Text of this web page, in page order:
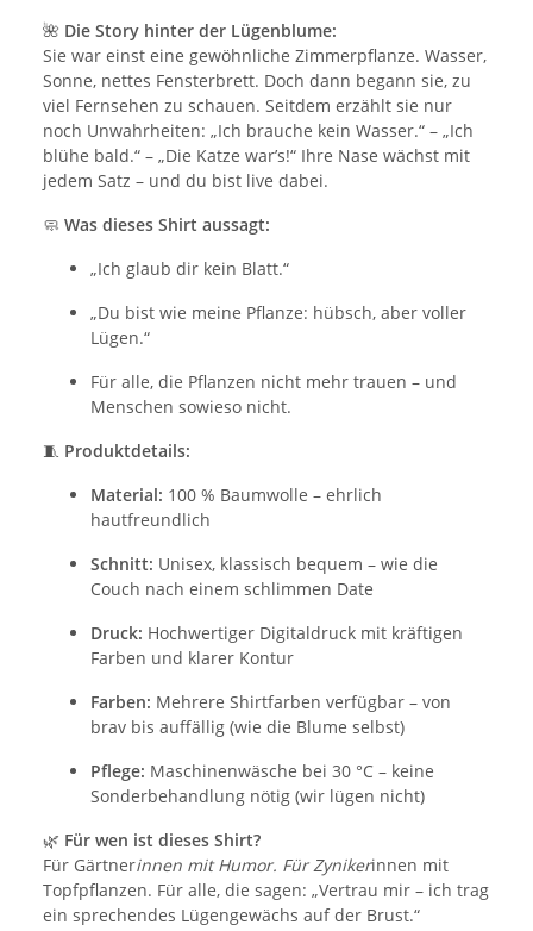
🌺 Die Story hinter der Lügenblume:
Sie war einst eine gewöhnliche Zimmerpflanze. Wasser,
Sonne, nettes Fensterbrett. Doch dann begann sie, zu
viel Fernsehen zu schauen. Seitdem erzählt sie nur
noch Unwahrheiten: „Ich brauche kein Wasser.“ – „Ich
blühe bald.“ – „Die Katze war’s!“ Ihre Nase wächst mit
jedem Satz – und du bist live dabei.
🧼 Was dieses Shirt aussagt:
„Ich glaub dir kein Blatt.“
„Du bist wie meine Pflanze: hübsch, aber voller
Lügen.“
Für alle, die Pflanzen nicht mehr trauen – und
Menschen sowieso nicht.
🧵 Produktdetails:
Material: 100 % Baumwolle – ehrlich
hautfreundlich
Schnitt: Unisex, klassisch bequem – wie die
Couch nach einem schlimmen Date
Druck: Hochwertiger Digitaldruck mit kräftigen
Farben und klarer Kontur
Farben: Mehrere Shirtfarben verfügbar – von
brav bis auffällig (wie die Blume selbst)
Pflege: Maschinenwäsche bei 30 °C – keine
Sonderbehandlung nötig (wir lügen nicht)
🌿 Für wen ist dieses Shirt?
Für Gärtnerinnen mit Humor. Für Zynikerinnen mit
Topfpflanzen. Für alle, die sagen: „Vertrau mir – ich trag
ein sprechendes Lügengewächs auf der Brust.“